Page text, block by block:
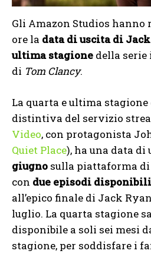
Gli Amazon Studios hanno
ore la data di uscita di
ultima stagione della
di Tom Clancy.
La quarta e ultima
distintiva del servizio
Video, con protagonista
Quiet Place), ha una data di
giugno sulla piattaforma
con due episodi
all’epico finale di Jack
luglio. La quarta stagione
disponibile a soli sei mesi
stagione, per soddisfare i